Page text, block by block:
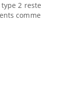
2 reste
comme